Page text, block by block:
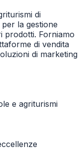
di
la gestione
prodotti. Forniamo
di vendita
di marketing
e agriturismi